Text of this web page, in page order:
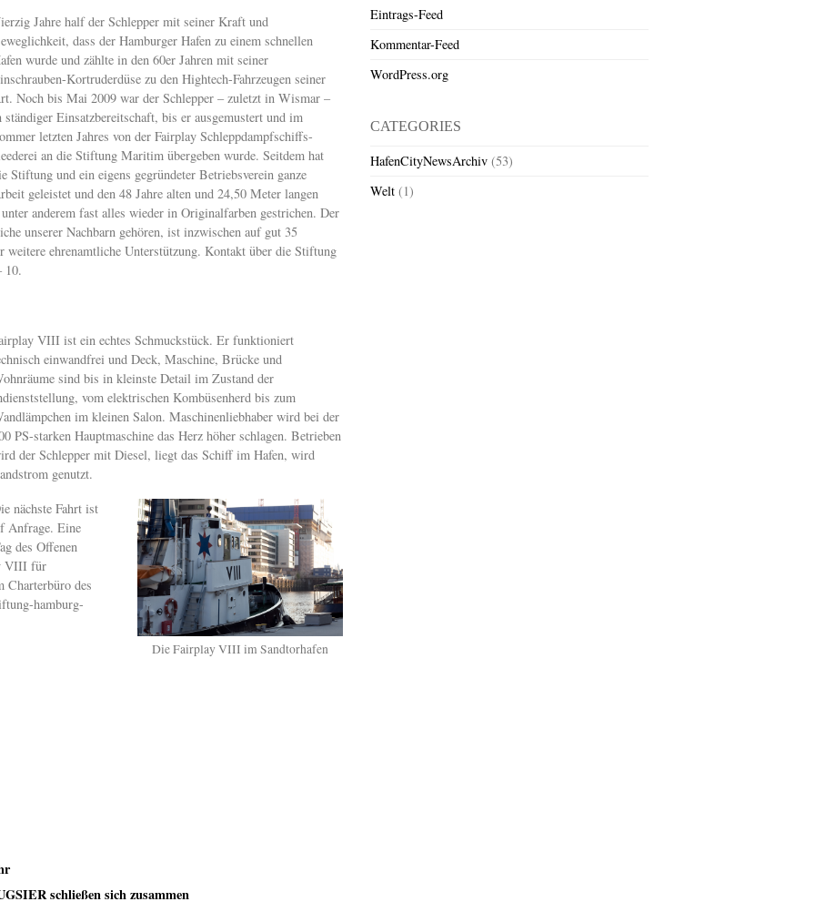
Jahre half der Schlepper mit seiner Kraft und
dass der Hamburger Hafen zu einem schnellen
wurde und zählte in den 60er Jahren mit seiner
Kortruderdüse zu den Hightech-Fahrzeugen seiner
Noch bis Mai 2009 war der Schlepper – zuletzt in Wismar –
ständiger Einsatzbereitschaft, bis er ausgemustert und im
letzten Jahres von der Fairplay Schleppdampfschiffs-
an die Stiftung Maritim übergeben wurde. Seitdem hat
Stiftung und ein eigens gegründeter Betriebsverein ganze
geleistet und den 48 Jahre alten und 24,50 Meter langen
anderem fast alles wieder in Originalfarben gestrichen. Der
unserer Nachbarn gehören, ist inzwischen auf gut 35
ehrenamtliche Unterstützung. Kontakt über die Stiftung
10.
VIII ist ein echtes Schmuckstück. Er funktioniert
einwandfrei und Deck, Maschine, Brücke und
sind bis in kleinste Detail im Zustand der
vom elektrischen Kombüsenherd bis zum
im kleinen Salon. Maschinenliebhaber wird bei der
PS-starken Hauptmaschine das Herz höher schlagen. Betrieben
der Schlepper mit Diesel, liegt das Schiff im Hafen, wird
genutzt.
Die Fairplay VIII im Sandtorhafen
nächste Fahrt ist
Anfrage. Eine
des Offenen
VIII für
Charterbüro des
hamburg-
schließen sich zusammen
Eintrags-Feed
Kommentar-Feed
WordPress.org
CATEGORIES
HafenCityNewsArchiv (53)
Welt (1)